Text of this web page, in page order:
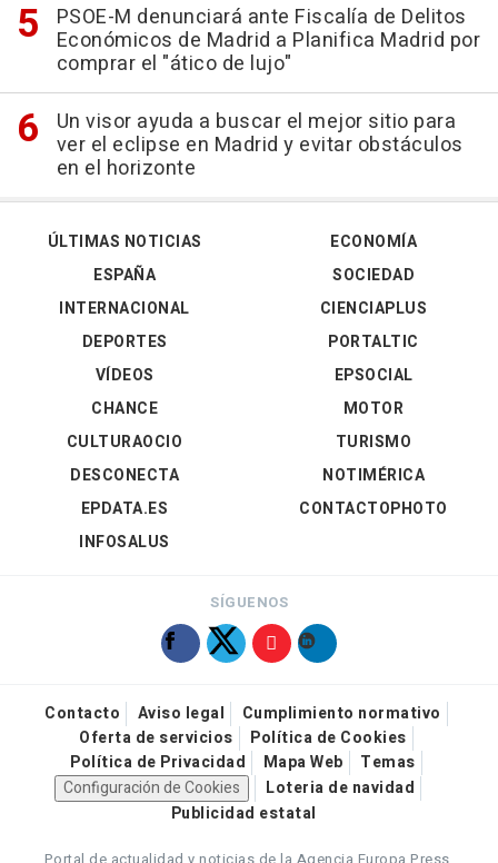
PSOE-M denunciará ante Fiscalía de Delitos
Económicos de Madrid a Planifica Madrid por
comprar el "ático de lujo"
Un visor ayuda a buscar el mejor sitio para
ver el eclipse en Madrid y evitar obstáculos
en el horizonte
ÚLTIMAS NOTICIAS
ESPAÑA
INTERNACIONAL
DEPORTES
VÍDEOS
ECONOMÍA
SOCIEDAD
CIENCIAPLUS
PORTALTIC
EPSOCIAL
CHANCE
CULTURAOCIO
DESCONECTA
EPDATA.ES
INFOSALUS
MOTOR
TURISMO
NOTIMÉRICA
CONTACTOPHOTO
SÍGUENOS
Contacto Aviso legal
Cumplimiento normativo
Oferta de servicios
Política de Cookies
Política de Privacidad
Mapa Web
Temas
Configuración de Cookies
Loteria de navidad
Publicidad estatal